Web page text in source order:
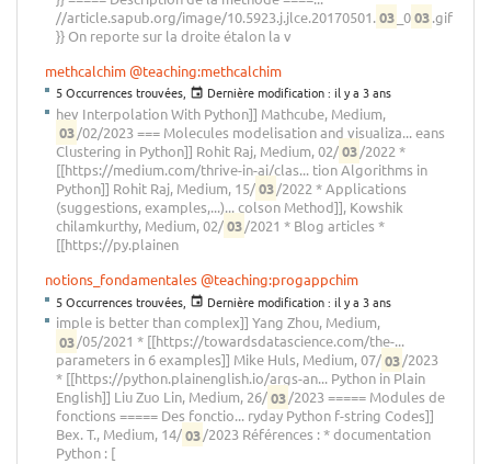
//article.sapub.org/image/10.5923.j.jlce.20170501.03 _003.gif
}} On reporte sur la droite étalon la v
methcalchim@teaching:methcalchim
5 Occurrences trouvées, Dernière modification : il y a 3 ans
hev Interpolation With Python]] Mathcube, Medium,
03 /02/2023 === Molecules modelisation and visualiza... eans
Clustering in Python]] Rohit Raj, Medium, 02/03 /2022 *
[[https://medium.com/thrive-in-ai/clas... tion Algorithms in
Python]] Rohit Raj, Medium, 15/03 /2022 * Applications
(suggestions, examples,...)... colson Method]], Kowshik
chilamkurthy, Medium, 02/03 /2021 * Blog articles *
[[https://py.plainen
notions_fondamentales@teaching:progappchim
5 Occurrences trouvées, Dernière modification : il y a 3 ans
imple is better than complex]] Yang Zhou, Medium,
03 /05/2021 * [[https://towardsdatascience.com/the-...
parameters in 6 examples]] Mike Huls, Medium, 07/03 /2023
* [[https://python.plainenglish.io/args-an... Python in Plain
English]] Liu Zuo Lin, Medium, 26/03 /2023 ===== Modules de
fonctions ===== Des fonctio... ryday Python f-string Codes]]
Bex. T., Medium, 14/03 /2023 Références : * documentation
Python : [